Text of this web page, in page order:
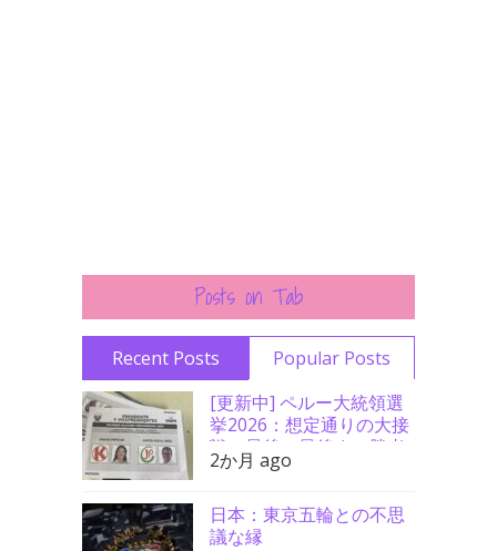
Posts on Tab
Recent Posts
Popular Posts
[更新中] ペルー大統領選
挙2026：想定通りの大接
戦、最後の最後まで勝者
分からず
2か月 ago
日本：東京五輪との不思
議な縁